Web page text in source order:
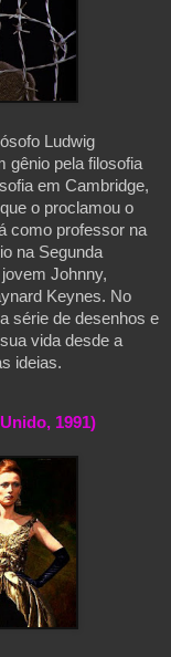
Ludwig
gênio pela filosofia
em Cambridge,
o proclamou o
como professor na
na Segunda
Johnny,
Keynes. No
série de desenhos e
vida desde a
ideias.
1991)